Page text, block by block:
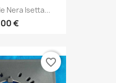
Nera Isetta...
€
favorite_border